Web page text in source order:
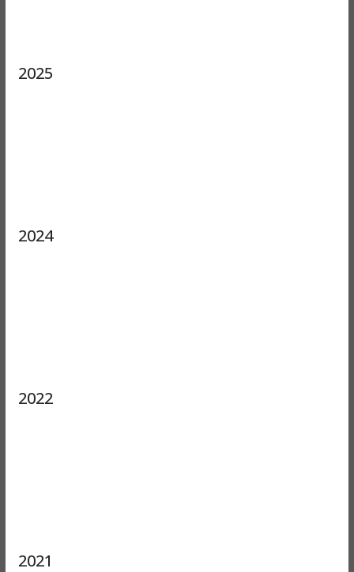
2025
2024
2022
2021